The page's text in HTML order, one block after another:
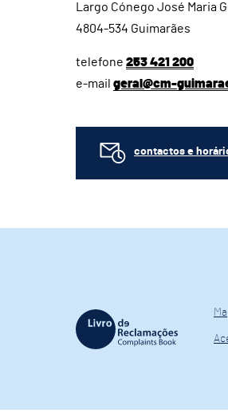
Largo Cónego José Maria
4804-534 Guimarães
telefone 253 421 200
e-mail geral@cm-
contactos e